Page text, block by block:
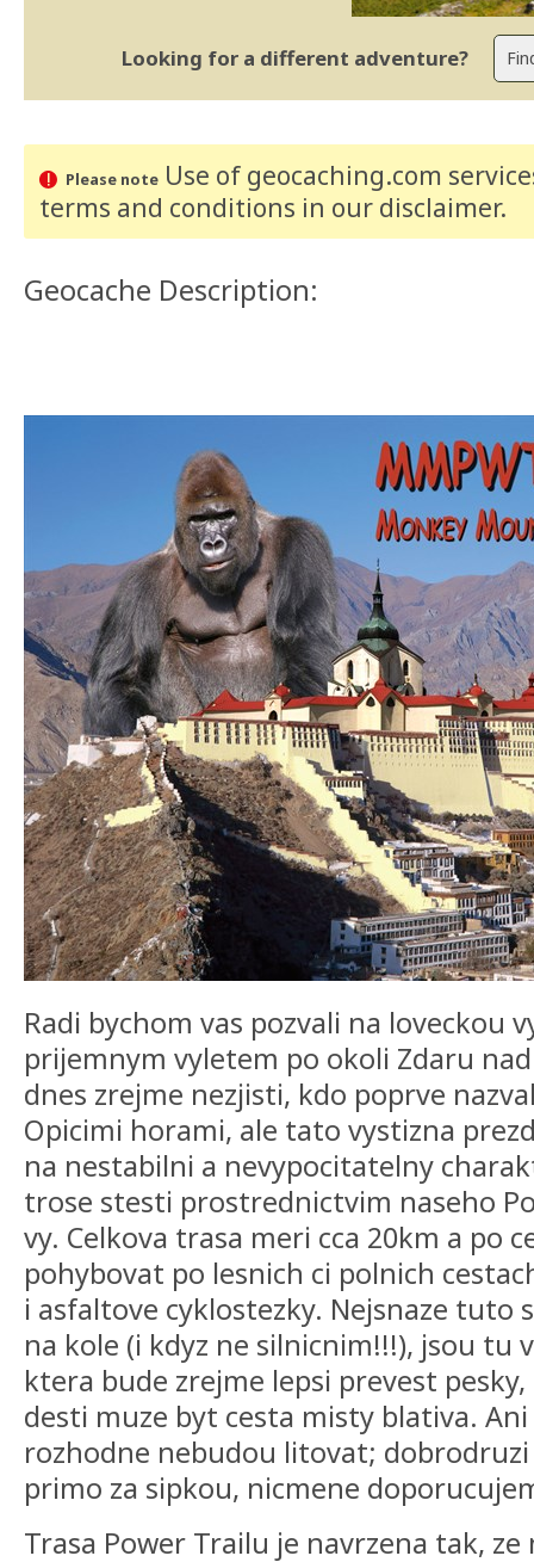
Looking for a different adventure?
Please noteUse of geocaching.com
terms and conditions in our disclaimer.
Geocache Description:
Radi bychom vas pozvali na loveckou
prijemnym vyletem po okoli Zdaru
dnes zrejme nezjisti, kdo poprve
Opicimi horami, ale tato vystizna
na nestabilni a nevypocitatelny
trose stesti prostrednictvim naseho
vy. Celkova trasa meri cca 20km a po
pohybovat po lesnich ci polnich
i asfaltove cyklostezky. Nejsnaze tuto
na kole (i kdyz ne silnicnim!!!), jsou tu
ktera bude zrejme lepsi prevest
desti muze byt cesta misty blativa.
rozhodne nebudou litovat;
primo za sipkou, nicmene
Trasa Power Trailu je navrzena tak,